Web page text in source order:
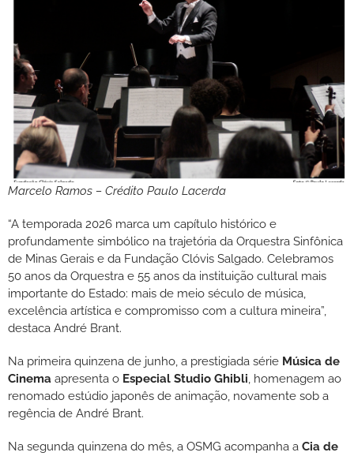
Marcelo Ramos – Crédito Paulo Lacerda
“A temporada 2026 marca um capítulo histórico e
profundamente simbólico na trajetória da Orquestra Sinfônica
de Minas Gerais e da Fundação Clóvis Salgado. Celebramos
50 anos da Orquestra e 55 anos da instituição cultural mais
importante do Estado: mais de meio século de música,
excelência artística e compromisso com a cultura mineira”,
destaca André Brant.
Na primeira quinzena de junho, a prestigiada série Música de
Cinema apresenta o Especial Studio Ghibli, homenagem ao
renomado estúdio japonês de animação, novamente sob a
regência de André Brant.
Na segunda quinzena do mês, a OSMG acompanha a Cia de